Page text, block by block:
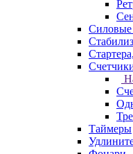
Силовые
Таймеры